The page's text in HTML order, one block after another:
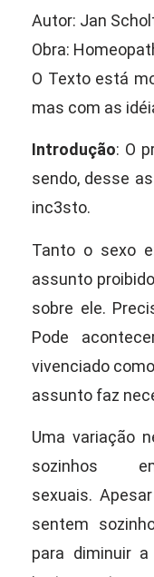
Autor: Jan
Obra:
O Texto está
mas com as
Introdução: O
sendo, desse
inc3sto.
Tanto o sexo
assunto
sobre ele. P
Pode
vivenciado
assunto faz
Uma variação
sozinhos
sexuais.
sentem
para diminuir